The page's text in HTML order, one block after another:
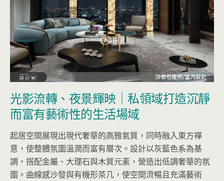
光影流轉、夜景輝映｜私領域打造沉靜
而富有藝術性的生活場域
起居空間展現出現代奢華的高雅氣質，同時融入東方禪
意，使整體氛圍溫潤而富有層次。設計以灰藍色系為基
調，搭配金屬、大理石與木質元素，營造出低調奢華的氛
圍。曲線感沙發與有機形茶几，使空間流暢且充滿藝術